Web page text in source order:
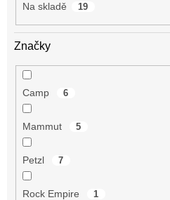
Na skladě 19
Značky
Camp 6
Mammut 5
Petzl 7
Rock Empire 1